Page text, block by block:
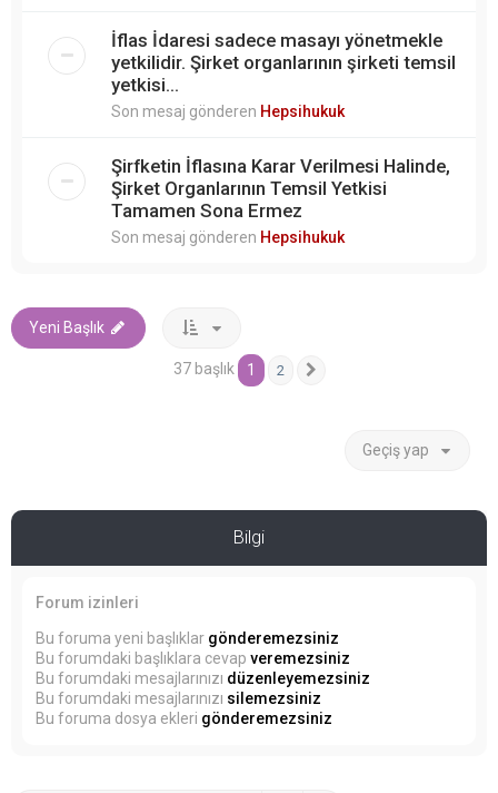
İflas İdaresi sadece masayı yönetmekle
yetkilidir. Şirket organlarının şirketi temsil
yetkisi...
Son mesaj gönderen Hepsihukuk
Şirfketin İflasına Karar Verilmesi Halinde,
Şirket Organlarının Temsil Yetkisi
Tamamen Sona Ermez
Son mesaj gönderen Hepsihukuk
Yeni Başlık
37 başlık 1 2
Geçiş yap
Bilgi
Forum izinleri
Bu foruma yeni başlıklar gönderemezsiniz
Bu forumdaki başlıklara cevap veremezsiniz
Bu forumdaki mesajlarınızı düzenleyemezsiniz
Bu forumdaki mesajlarınızı silemezsiniz
Bu foruma dosya ekleri gönderemezsiniz